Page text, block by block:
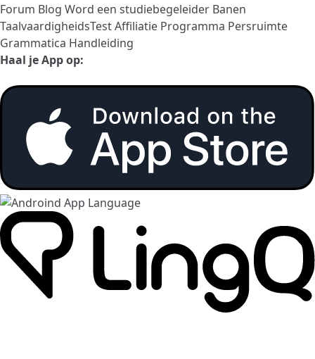
Forum Blog Word een studiebegeleider Banen
TaalvaardigheidsTestAffiliatie Programma Persruimte
Grammatica Handleiding
Haal je App op: